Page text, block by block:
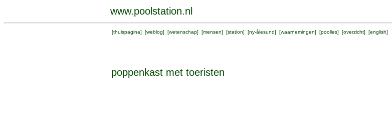
www.poolstation.nl
[thuispagina] [weblog] [wetenschap] [mensen] [station] [ny-ålesund] [waarnemingen] [poolles] [overzicht] [english]
poppenkast met toeristen